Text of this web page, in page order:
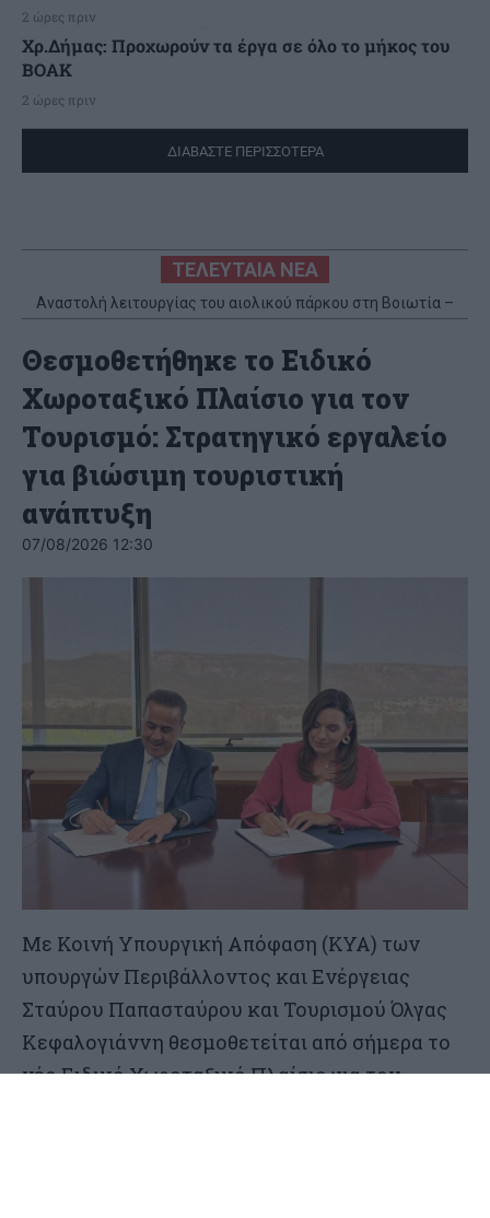
2 ώρες πριν
Χρ.Δήμας: Προχωρούν τα έργα σε όλο το μήκος του
ΒΟΑΚ
2 ώρες πριν
ΔΙΑΒΑΣΤΕ ΠΕΡΙΣΣΟΤΕΡΑ